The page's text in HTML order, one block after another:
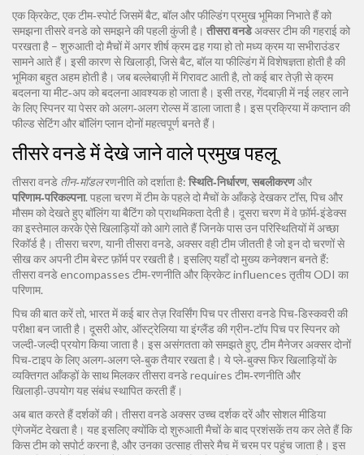
एकक्रिकेट, एक टीम‑स्पोर्ट जिसमें बैट, बॉल और फील्डिंग प्रमुख भूमिका निभाते हैंको
समझना तीसरे वनडे को समझने की पहली कुंजी है। तीसरा वनडेअक्सर टीम की गहराई को
परखता है – शुरुआती दो मैचों में अगर शीर्ष क्रम ढह गया हो तो मध्य क्रम या सभीराउंडर
सामने आते हैं। इसी कारण सेखिलाड़ी, जिसे बैट, बॉल या फील्डिंग में विशेषज्ञता होती हैकी
भूमिका बहुत अहम होती है। जब बल्लेबाज़ी में गिरावट आती है, तो कई बार तेज़ी से क्रम
बदलना या मीट‑अप को बदलना आवश्यक हो जाता है। इसी तरह, गेंदबाज़ी में नई लहर लाने
के लिए स्पिनर या पेसर को अलग‑अलग रोल्स में डाला जाता है। इस प्रक्रिया में कप्तान की
फील्ड सेटिंग और बॉलिंग प्लान दोनों महत्वपूर्ण बनते हैं।
तीसरे वनडे में देखे जाने वाले प्रमुख पहलू
तीसरा वनडे तीन‑मॉडलरणनीति को दर्शाता है: स्थिति‑निर्धारण, सबलीकरणऔर
परिणाम‑परिकल्पना. पहला चरण में टीम के पहले दो मैचों के आँकड़े देखकर टॉस, पिच और
मौसम को देखते हुए बॉलिंग या बैटिंग को प्राथमिकता देती है। दूसरा चरण में वे फ़ॉर्म‑इंडेक्स
का इस्तेमाल करके ऐसे खिलाड़ियों को आगे लाते हैं जिनके पास उन परिस्थितियों में अच्छा
रिकॉर्ड है। तीसरा चरण, यानी तीसरा वनडे, अक्सर वही टीम जीतती है जो इन दो चरणों से
सीख कर अपनी टीम बेस्ट फ़ॉर्म पर रखती है। इसलिए यहाँ दो मुख्य कनेक्शन बनते हैं:
तीसरा वनडे encompasses टीम‑रणनीतिऔरक्रिकेट influences तृतीय ODI का
परिणाम.
पिच की बात करें तो, भारत में कई बार तेज़ रिवर्सिंग पिच पर तीसरा वनडे पिच‑डिस्कवरी की
परीक्षा बन जाती है। दूसरी ओर, ऑस्ट्रेलिया या इंग्लैंड की ग्रीन‑टॉप पिच पर स्पिनर को
जल्दी‑जल्दी प्रयोग किया जाता है। इस असंगतता को समझते हुए, टीम मैनेजर अक्सर दोनों
पिच‑टाइप के लिए अलग‑अलग प्ले‑बुक तैयार रखता है। ये प्ले‑बुक्स फिर खिलाड़ियों के
व्यक्तिगत आँकड़ों के साथ मिलकरतीसरा वनडे requires टीम‑रणनीति और
खिलाड़ी‑उपयोगयह संबंध स्थापित करती हैं।
अब बात करते हैं दर्शकों की। तीसरा वनडे अक्सर उच्च दर्शक दरें और सोशल मीडिया
एंगेजमेंट देखता है। यह इसलिए क्योंकि दो शुरुआती मैचों के बाद प्रशंसकें तय कर लेते हैं कि
किस टीम को सपोर्ट करना है, और उनका उत्साह तीसरे मैच में चरम पर पहुंच जाता है। इस